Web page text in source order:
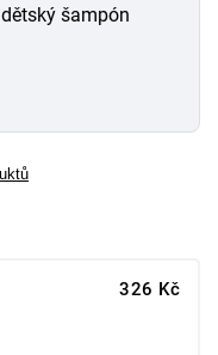
šampón
326 Kč